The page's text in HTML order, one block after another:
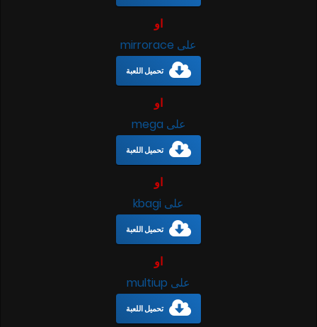
او
على mirrorace
تحميل اللعبة
او
على mega
تحميل اللعبة
او
على kbagi
تحميل اللعبة
او
على multiup
تحميل اللعبة